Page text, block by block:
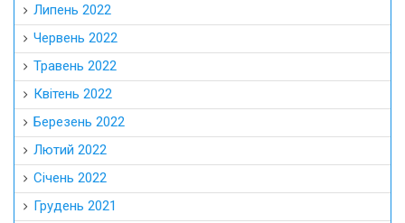
Липень 2022
Червень 2022
Травень 2022
Квітень 2022
Березень 2022
Лютий 2022
Січень 2022
Грудень 2021